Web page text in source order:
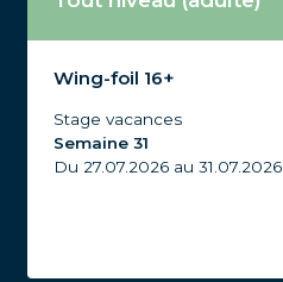
Wing-foil 16+
Stage vacances
Semaine 31
Du 27.07.2026 au 31.07.2026